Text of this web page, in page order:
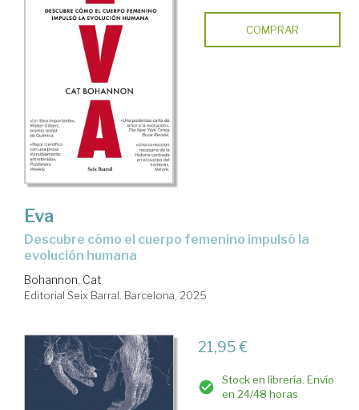
COMPRAR
Eva
Descubre cómo el cuerpo femenino impulsó la
evolución humana
Bohannon, Cat
Editorial Seix Barral. Barcelona, 2025
21,95 €
Stock en librería. Envío
en 24/48 horas